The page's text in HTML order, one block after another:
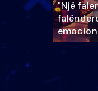
"Një